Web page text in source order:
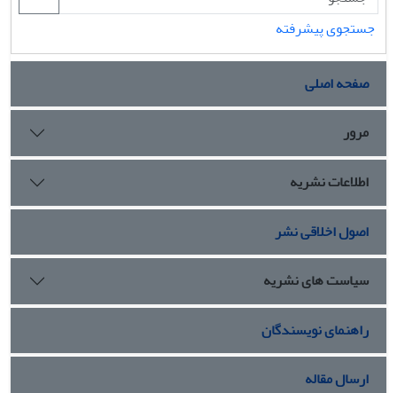
جستجوی پیشرفته
صفحه اصلی
مرور
اطلاعات نشریه
اصول اخلاقی نشر
سیاست های نشریه
راهنمای نویسندگان
ارسال مقاله